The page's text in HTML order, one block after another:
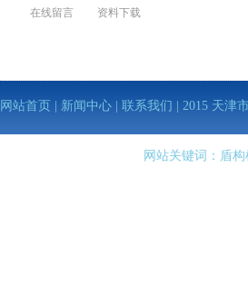
在线留言
资料下载
网站首页 新闻中心 联系我们 | 2015 天津
网站关键词：盾